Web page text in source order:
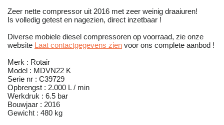
Zeer nette compressor uit 2016 met zeer weinig draaiuren!
Is volledig getest en nagezien, direct inzetbaar !
Diverse mobiele diesel compressoren op voorraad, zie onze
website Laat contactgegevens zien voor ons complete aanbod !
Merk : Rotair
Model : MDVN22 K
Serie nr : C39729
Opbrengst : 2.000 L / min
Werkdruk : 6.5 bar
Bouwjaar : 2016
Gewicht : 480 kg